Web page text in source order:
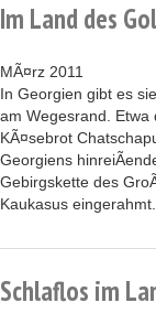
Im Land des
MÃ¤rz 2011
In Georgien gibt es
am Wegesrand.
KÃ¤sebrot
Georgiens
Gebirgskette des
Kaukasus eingerahmt.
Schlaflos im